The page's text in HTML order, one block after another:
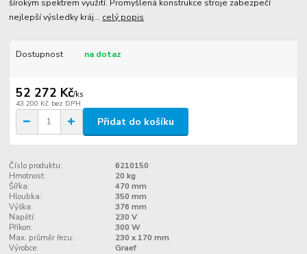
šírokým spektrem využití. Promyšlená konstrukce stroje zabezpečí
nejlepší výsledky kráj... celý popis
Dostupnost na dotaz
52 272 Kč/ks
43 200 Kč bez DPH
Přidat do košíku
Číslo produktu:
6210150
Hmotnost:
20 kg
Šířka:
470 mm
Hloubka:
350 mm
Výška:
376 mm
Napětí:
230 V
Příkon:
300 W
Max. průměr řezu:
230 x 170 mm
Výrobce:
Graef